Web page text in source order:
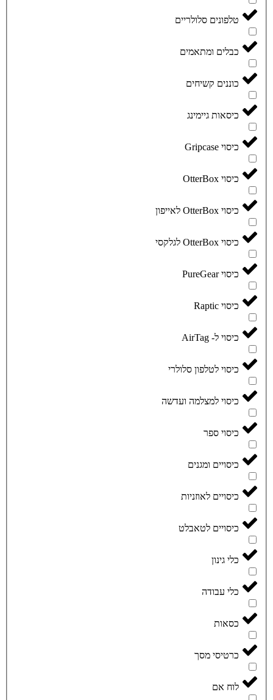
טלפונים סלולריים
כבלים ומתאמים
כוננים קשיחים
כיסאות גיימינג
כיסוי Gripcase
כיסוי OtterBox
כיסוי OtterBox לאייפון
כיסוי OtterBox לגלקסי
כיסוי PureGear
כיסוי Raptic
כיסוי ל- AirTag
כיסוי לטלפון סלולרי
כיסוי למצלמה ועדשה
כיסוי ספר
כיסויים ומגנים
כיסויים לאוזניות
כיסויים לטאבלט
כלי גינון
כלי עבודה
כסאות
כרטיסי מסך
לוח אם